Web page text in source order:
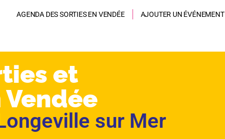
AGENDA DES SORTIES EN VENDÉE AJOUTER UN ÉVÉNEMENT
et
sur Mer